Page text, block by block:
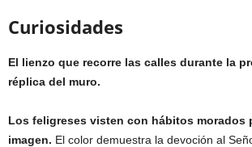
Curiosidades
El lienzo que recorre las calles durante la
réplica del muro.
Los feligreses visten con hábitos morados
imagen. El color demuestra la devoción al